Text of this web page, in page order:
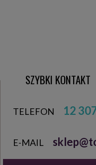
SZYBKI KONTAKT
TELEFON 12
E-MAIL